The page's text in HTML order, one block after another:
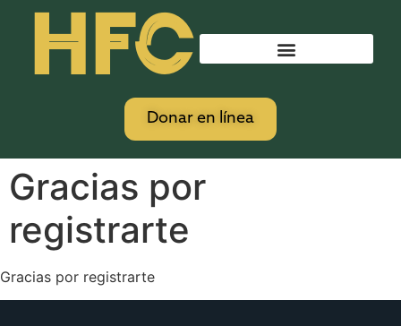
HFC
Donar en línea
Gracias por
registrarte
Gracias por registrarte